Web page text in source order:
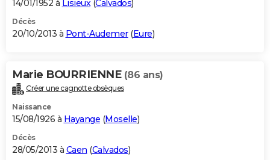
14/01/1952 à Lisieux(Calvados)
Décès
20/10/2013 à Pont-Audemer(Eure)
Marie BOURRIENNE (86 ans)
Créer une cagnotte obsèques
Naissance
15/08/1926 à Hayange (Moselle)
Décès
28/05/2013 à Caen (Calvados)